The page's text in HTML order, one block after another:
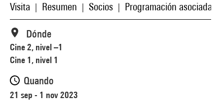
Visita Resumen Socios Programación asociada
Dónde
Cine 2, nivel –1
Cine 1, nivel 1
Quando
21 sep - 1 nov 2023